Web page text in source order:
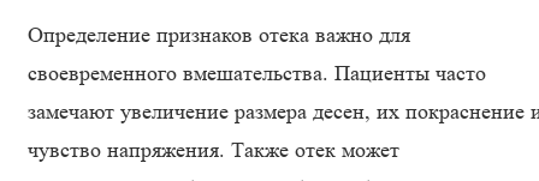
Определение признаков отека важно для
своевременного вмешательства. Пациенты часто
замечают увеличение размера десен, их покраснение
чувство напряжения. Также отек может